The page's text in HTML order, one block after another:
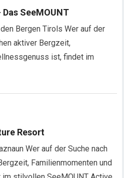
SeeMOUNT
Bergen Tirols Wer auf der
aktiver Bergzeit,
ist, findet im
Resort
Wer auf der Suche nach
Familienmomenten und